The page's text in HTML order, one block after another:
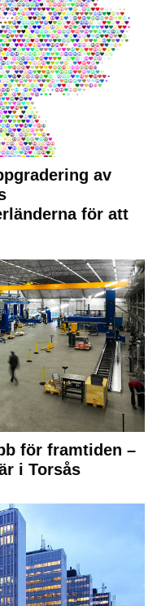
av
för att
för framtiden –
i Torsås